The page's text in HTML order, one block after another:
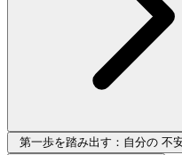
第一歩を踏み出す：自分の 不